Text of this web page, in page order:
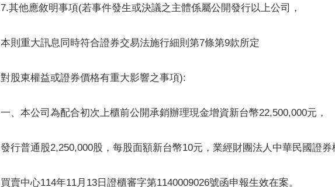
7.其他應敘明事項(若事件發生或決議之主體係屬公開發行以上公司，
本則重大訊息同時符合證券交易法施行細則第7條第9款所定
對股東權益或證券價格有重大影響之事項):
一、本公司為配合初次上櫃前公開承銷辦理現金增資新台幣22,500,000元，
發行普通股2,250,000股，每股面額新台幣10元，業經財團法人中華民國證券
買賣中心114年11月13日證櫃審字第1140009026號函申報生效在案。